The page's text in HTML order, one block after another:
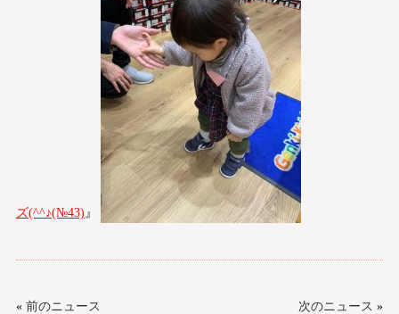
ズ(^^♪(№43)』
« 前のニュース 次のニュース »